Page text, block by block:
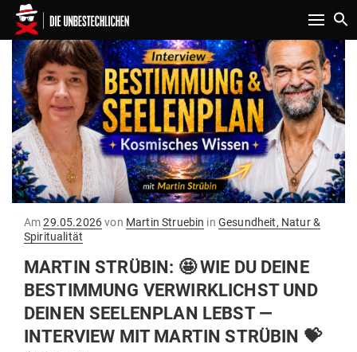
Toggle
AmGepostet
am
29.05.2026von Martin Struebin in Gesundheit, Natur &
Spiritualität
MARTIN STRÜBIN: 🤩 WIE DU DEINE
BESTIMMUNG VER­WIRK­LICHST UND
DEINEN SEE­LENPLAN LEBST —
INTERVIEW MIT MARTIN STRÜBIN 💝